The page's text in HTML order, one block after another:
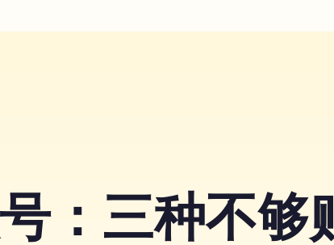
：三种不够